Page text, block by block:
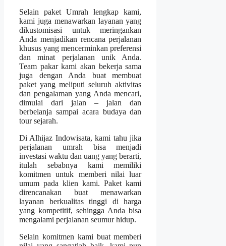
Selain paket Umrah lengkap kami,
kami juga menawarkan layanan yang
dikustomisasi untuk meringankan
Anda menjadikan rencana perjalanan
khusus yang mencerminkan preferensi
dan minat perjalanan unik Anda.
Team pakar kami akan bekerja sama
juga dengan Anda buat membuat
paket yang meliputi seluruh aktivitas
dan pengalaman yang Anda mencari,
dimulai dari jalan – jalan dan
berbelanja sampai acara budaya dan
tour sejarah.
Di Alhijaz Indowisata, kami tahu jika
perjalanan umrah bisa menjadi
investasi waktu dan uang yang berarti,
itulah sebabnya kami memiliki
komitmen untuk memberi nilai luar
umum pada klien kami. Paket kami
direncanakan buat menawarkan
layanan berkualitas tinggi di harga
yang kompetitif, sehingga Anda bisa
mengalami perjalanan seumur hidup.
Selain komitmen kami buat memberi